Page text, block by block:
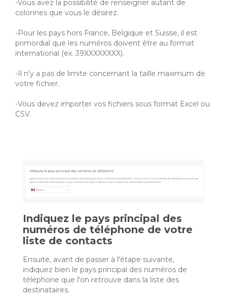
-Vous avez la possibilité de renseigner autant de
colonnes que vous le désirez.
-Pour les pays hors France, Belgique et Suisse, il est
primordial que les numéros doivent être au format
international (ex. 39XXXXXXXX).
-Il n'y a pas de limite concernant la taille maximum de
votre fichier.
-Vous devez importer vos fichiers sous format Excel ou
CSV.
Indiquez le pays principal des
numéros de téléphone de votre
liste de contacts
Ensuite, avant de passer à l'étape suivante,
indiquez bien le pays principal des numéros de
téléphone que l'on retrouve dans la liste des
destinataires.